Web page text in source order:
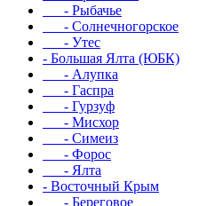
- Рыбачье
- Солнечногорское
- Утес
- Большая Ялта (ЮБК)
- Алупка
- Гаспра
- Гурзуф
- Мисхор
- Симеиз
- Форос
- Ялта
- Восточный Крым
- Береговое